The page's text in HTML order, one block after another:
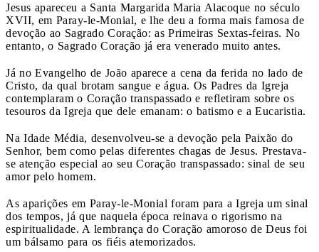
Jesus apareceu a Santa Margarida Maria Alacoque no século
XVII, em Paray-le-Monial, e lhe deu a forma mais famosa de
devoção ao Sagrado Coração: as Primeiras Sextas-feiras. No
entanto, o Sagrado Coração já era venerado muito antes.
Já no Evangelho de João aparece a cena da ferida no lado de
Cristo, da qual brotam sangue e água. Os Padres da Igreja
contemplaram o Coração transpassado e refletiram sobre os
tesouros da Igreja que dele emanam: o batismo e a Eucaristia.
Na Idade Média, desenvolveu-se a devoção pela Paixão do
Senhor, bem como pelas diferentes chagas de Jesus. Prestava-
se atenção especial ao seu Coração transpassado: sinal de seu
amor pelo homem.
As aparições em Paray-le-Monial foram para a Igreja um sinal
dos tempos, já que naquela época reinava o rigorismo na
espiritualidade. A lembrança do Coração amoroso de Deus foi
um bálsamo para os fiéis atemorizados.